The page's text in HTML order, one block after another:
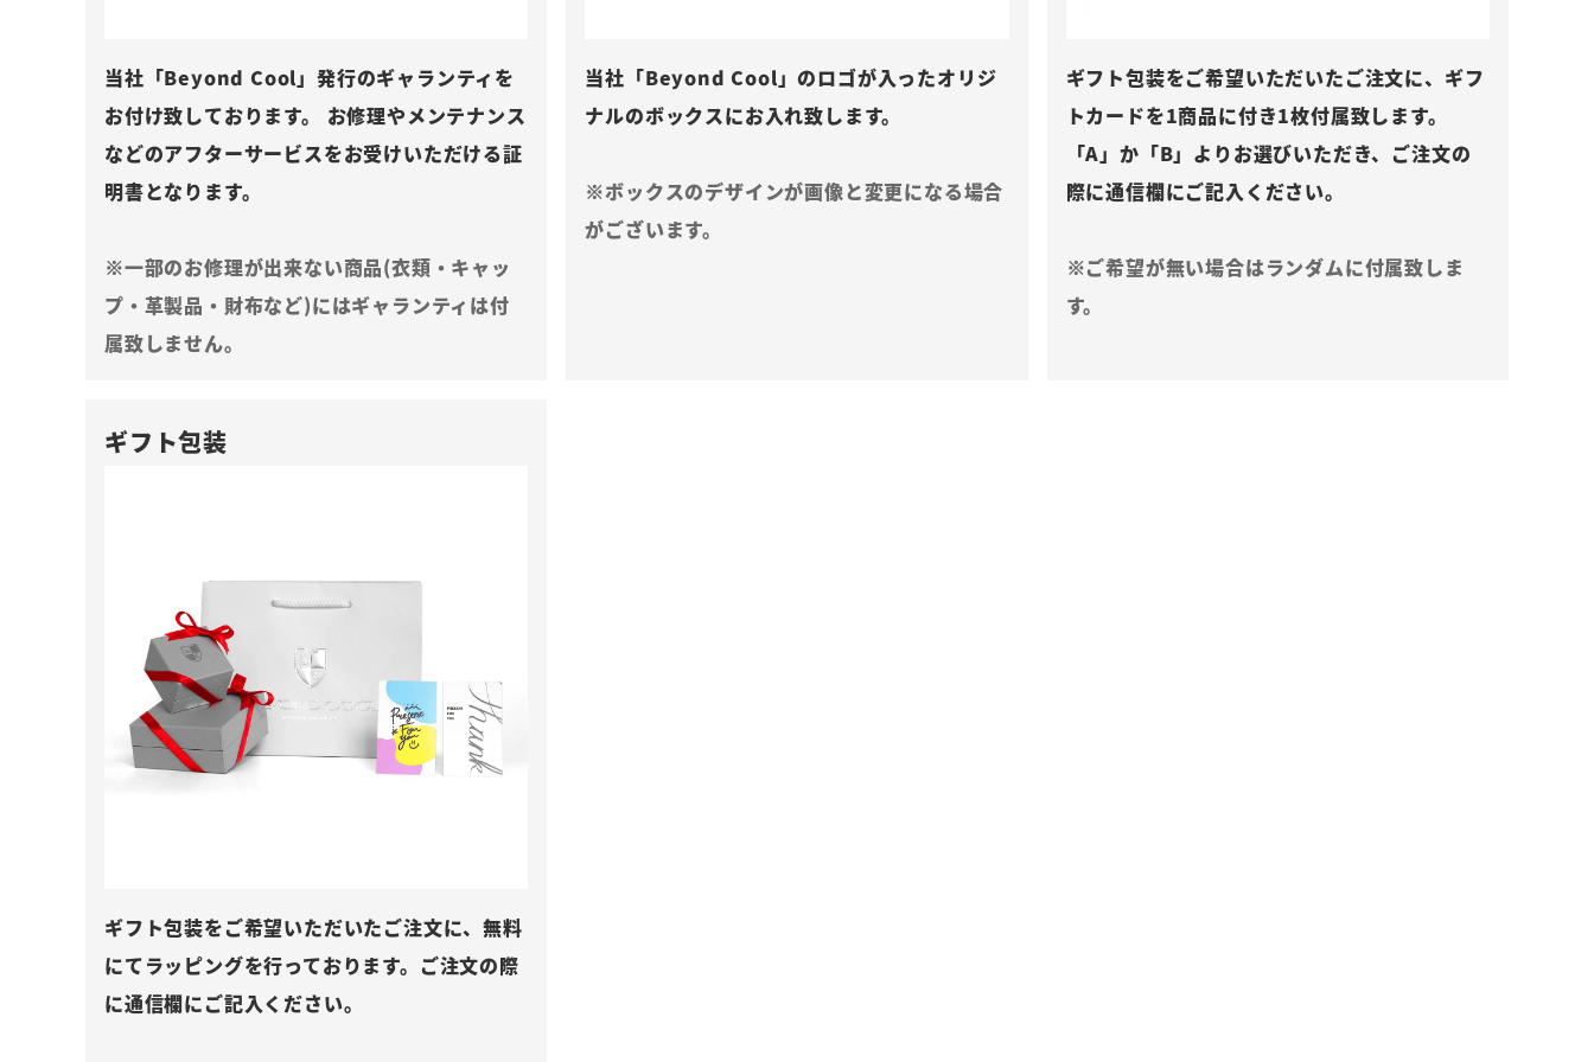
当社「Beyond Cool」発行のギャランティを
お付け致しております。 お修理やメンテナンス
などのアフターサービスをお受けいただける証
明書となります。
※一部のお修理が出来ない商品(衣類・キャッ
プ・革製品・財布など)にはギャランティは付
属致しません。
当社「Beyond Cool」のロゴが入ったオリジ
ナルのボックスにお入れ致します。
※ボックスのデザインが画像と変更になる場合
がございます。
ギフト包装をご希望いただいたご注文に、ギフ
トカードを1商品に付き1枚付属致します。
「A」か「B」よりお選びいただき、ご注文の
際に通信欄にご記入ください。
※ご希望が無い場合はランダムに付属致しま
す。
ギフト包装
ギフト包装をご希望いただいたご注文に、無料
にてラッピングを行っております。ご注文の際
に通信欄にご記入ください。